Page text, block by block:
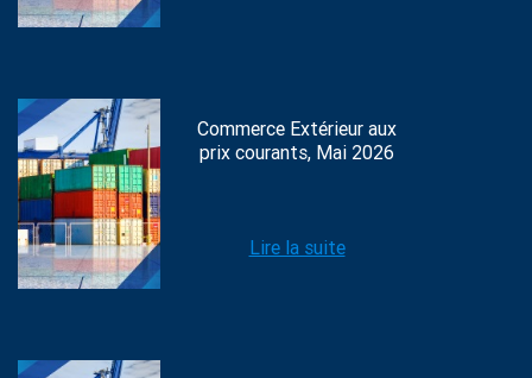
Commerce Extérieur aux
prix courants, Mai 2026
Lire la suite